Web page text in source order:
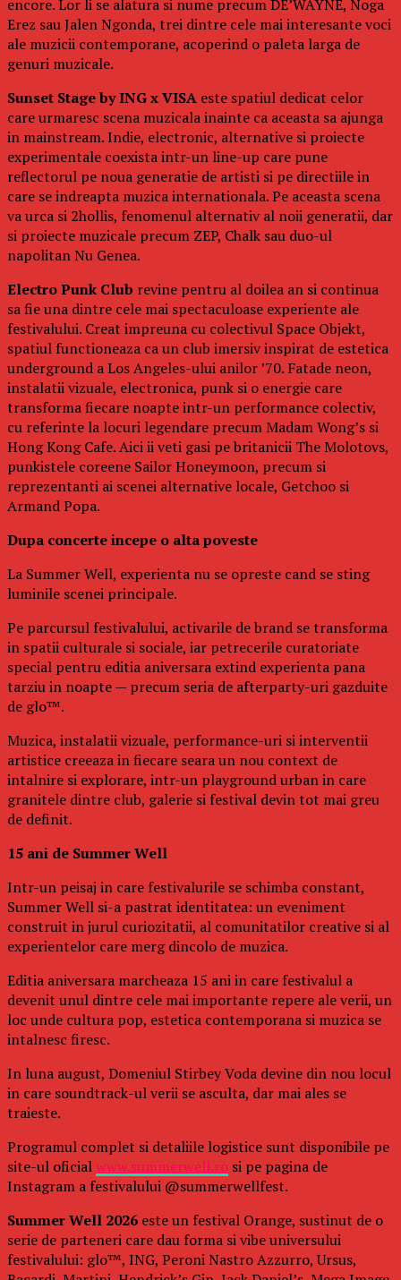
encore. Lor li se alatura si nume precum DE’WAYNE, Noga
Erez sau Jalen Ngonda, trei dintre cele mai interesante voci
ale muzicii contemporane, acoperind o paleta larga de
genuri muzicale.
Sunset Stage by ING x VISA este spatiul dedicat celor
care urmaresc scena muzicala inainte ca aceasta sa ajunga
in mainstream. Indie, electronic, alternative si proiecte
experimentale coexista intr-un line-up care pune
reflectorul pe noua generatie de artisti si pe directiile in
care se indreapta muzica internationala. Pe aceasta scena
va urca si 2hollis, fenomenul alternativ al noii generatii, dar
si proiecte muzicale precum ZEP, Chalk sau duo-ul
napolitan Nu Genea.
Electro Punk Club revine pentru al doilea an si continua
sa fie una dintre cele mai spectaculoase experiente ale
festivalului. Creat impreuna cu colectivul Space Objekt,
spatiul functioneaza ca un club imersiv inspirat de estetica
underground a Los Angeles-ului anilor ’70. Fatade neon,
instalatii vizuale, electronica, punk si o energie care
transforma fiecare noapte intr-un performance colectiv,
cu referinte la locuri legendare precum Madam Wong’s si
Hong Kong Cafe. Aici ii veti gasi pe britanicii The Molotovs,
punkistele coreene Sailor Honeymoon, precum si
reprezentanti ai scenei alternative locale, Getchoo si
Armand Popa.
Dupa concerte incepe o alta poveste
La Summer Well, experienta nu se opreste cand se sting
luminile scenei principale.
Pe parcursul festivalului, activarile de brand se transforma
in spatii culturale si sociale, iar petrecerile curatoriate
special pentru editia aniversara extind experienta pana
tarziu in noapte — precum seria de afterparty-uri gazduite
de glo™.
Muzica, instalatii vizuale, performance-uri si interventii
artistice creeaza in fiecare seara un nou context de
intalnire si explorare, intr-un playground urban in care
granitele dintre club, galerie si festival devin tot mai greu
de definit.
15 ani de Summer Well
Intr-un peisaj in care festivalurile se schimba constant,
Summer Well si-a pastrat identitatea: un eveniment
construit in jurul curiozitatii, al comunitatilor creative si al
experientelor care merg dincolo de muzica.
Editia aniversara marcheaza 15 ani in care festivalul a
devenit unul dintre cele mai importante repere ale verii, un
loc unde cultura pop, estetica contemporana si muzica se
intalnesc firesc.
In luna august, Domeniul Stirbey Voda devine din nou locul
in care soundtrack-ul verii se asculta, dar mai ales se
traieste.
Programul complet si detaliile logistice sunt disponibile pe
site-ul oficialwww.summerwell.ro si pe pagina de
Instagram a festivalului @summerwellfest.
Summer Well 2026 este un festival Orange, sustinut de o
serie de parteneri care dau forma si vibe universului
festivalului: glo™, ING, Peroni Nastro Azzurro, Ursus,